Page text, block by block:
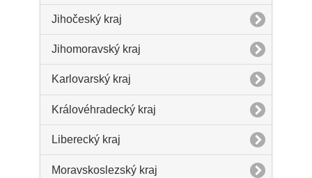
Jihočeský kraj
Jihomoravský kraj
Karlovarský kraj
Královéhradecký kraj
Liberecký kraj
Moravskoslezský kraj